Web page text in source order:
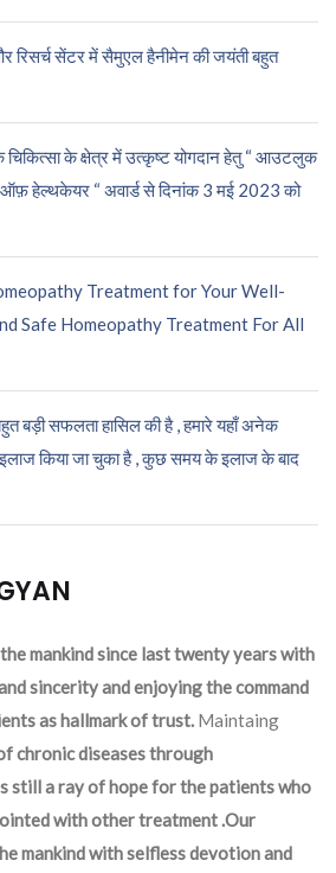
और रिसर्च सेंटर में सैमुएल हैनीमेन की जयंती बहुत
चिकित्सा के क्षेत्र में उत्कृष्ट योगदान हेतु “ आउटलुक
ऑफ़ हेल्थकेयर “ अवार्ड से दिनांक 3 मई 2023 को
Treatment for Your Well-
Safe Homeopathy Treatment For All
बड़ी सफलता हासिल की है , हमारे यहाँ अनेक
किया जा चुका है , कुछ समय के इलाज के बाद
mankind since last twenty years with
sincerity and enjoying the command
as hallmark of trust. Maintaing
chronic diseases through
still a ray of hope for the patients who
with other treatment .Our
mankind with selfless devotion and